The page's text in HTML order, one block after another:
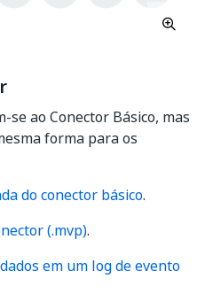
ao Conector Básico, mas
forma para os
do conector básico.
(.mvp).
em um log de evento